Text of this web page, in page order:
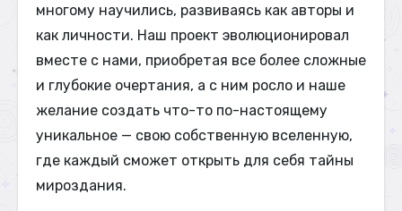
многому научились, развиваясь как авторы и
как личности. Наш проект эволюционировал
вместе с нами, приобретая все более сложные
и глубокие очертания, а с ним росло и наше
желание создать что-то по-настоящему
уникальное — свою собственную вселенную,
где каждый сможет открыть для себя тайны
мироздания.